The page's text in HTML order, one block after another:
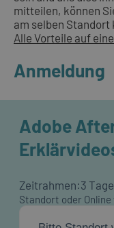
mitteilen, können
am selben
Alle Vorteile auf
Anmeldung
Adobe
Zeitrahmen:3
Standort oder Online